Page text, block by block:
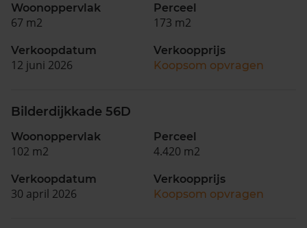
Woonoppervlak
67 m2
Perceel
173 m2
Verkoopdatum
12 juni 2026
Verkoopprijs
Koopsom opvragen
Bilderdijkkade 56D
Woonoppervlak
102 m2
Perceel
4.420 m2
Verkoopdatum
30 april 2026
Verkoopprijs
Koopsom opvragen